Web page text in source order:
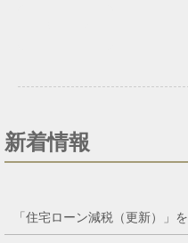
新着情報
「住宅ローン減税（更新）」